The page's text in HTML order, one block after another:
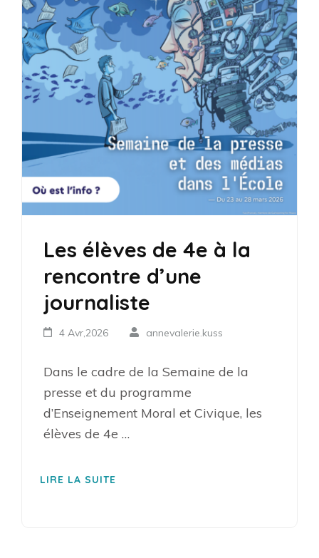
Les élèves de 4e à la
rencontre d’une
journaliste
4 Avr,2026 annevalerie.kuss
Dans le cadre de la Semaine de la
presse et du programme
d’Enseignement Moral et Civique, les
élèves de 4e …
LIRE LA SUITE